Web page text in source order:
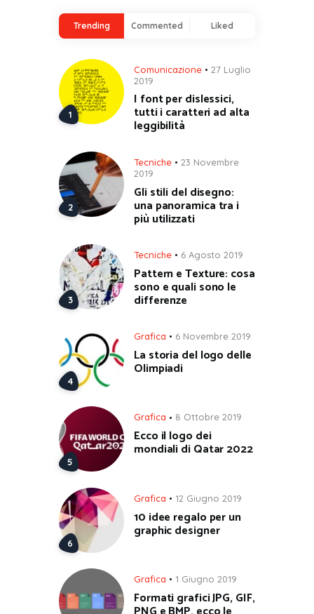
Trending Commented Liked
Comunicazione
27 Luglio
2019
I font per dislessici,
tutti i caratteri ad alta
leggibilità
Tecniche
23 Novembre
2019
Gli stili del disegno:
una panoramica tra i
più utilizzati
Tecniche 6 Agosto 2019
Pattern e Texture: cosa
sono e quali sono le
differenze
Grafica 6 Novembre 2019
La storia del logo delle
Olimpiadi
Grafica 8 Ottobre 2019
Ecco il logo dei
mondiali di Qatar 2022
Grafica 12 Giugno 2019
10 idee regalo per un
graphic designer
Grafica 1 Giugno 2019
Formati grafici JPG, GIF,